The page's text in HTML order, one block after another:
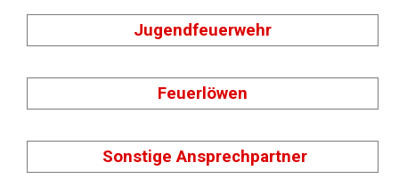
Jugendfeuerwehr
Feuerlöwen
Sonstige Ansprechpartner